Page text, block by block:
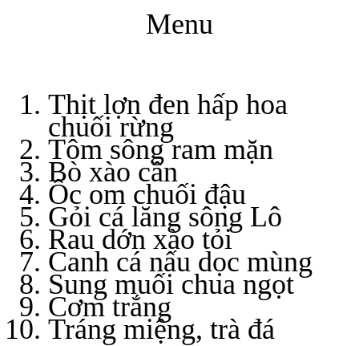
Menu
Thịt lợn đen hấp hoa
chuối rừng
Tôm sông ram mặn
Bò xào cần
Ôc om chuối đậu
Gỏi cá lăng sông Lô
Rau dớn xào tỏi
Canh cá nấu dọc mùng
Sung muối chua ngọt
Cơm trắng
Tráng miệng, trà đá